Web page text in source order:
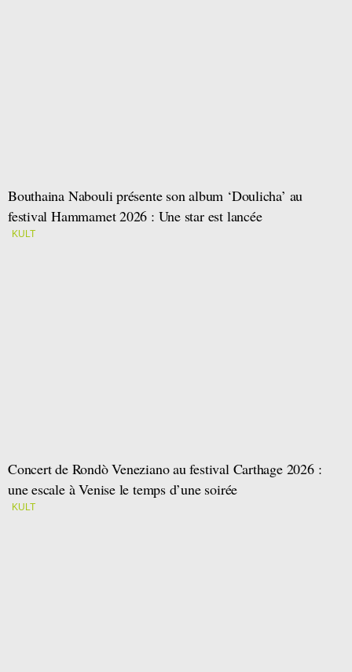
Bouthaina Nabouli présente son album ‘Doulicha’ au
festival Hammamet 2026 : Une star est lancée
KULT
Concert de Rondò Veneziano au festival Carthage 2026 :
une escale à Venise le temps d’une soirée
KULT